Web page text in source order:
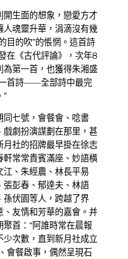
開生面的想象，戀愛方才
人魂靈升華，涓滴沒有幾
目的吹”的悵惘。這首詩
在《古代評論》，次年8
為第一首，也獲得朱湘盛
首詩——全部詩中最完
”
同七號，會餐會、唸書
劇扮演謀劃在那里，甚
月社的招牌最早掛在徐志
常常貴賓滿座、妙語橫
、朱經農、林長平易
彭春、郁達夫、林語
孫伏園等人，跨越了界
、友情和芳華的嘉會。并
首：“阿誰時常在晨報
次數，直到新月社成立
會餐啟事，偶然呈現石